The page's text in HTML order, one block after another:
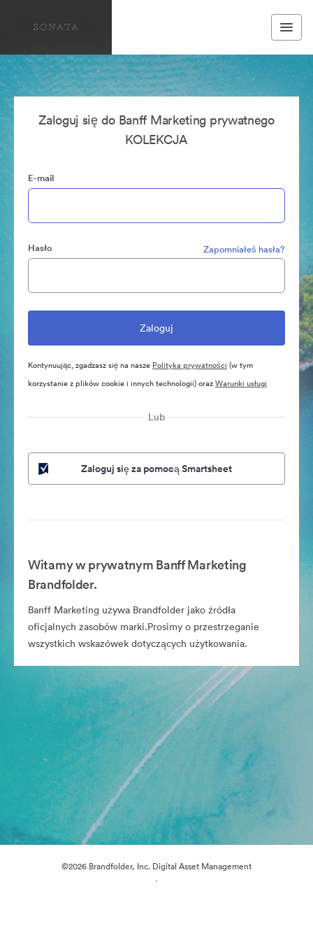
Zaloguj się do Banff Marketing prywatnego
KOLEKCJA
E-mail
Hasło Zapomniałeś hasła?
Kontynuując, zgadzasz się na nasze Polityka prywatności (w tym
korzystanie z plików cookie i innych technologii) orazWarunki usługi
Lub
Zaloguj się za pomocą Smartsheet
Witamy w prywatnym Banff Marketing
Brandfolder.
Banff Marketing używa Brandfolder jako źródła
oficjalnych zasobów marki.Prosimy o przestrzeganie
wszystkich wskazówek dotyczących użytkowania.
©2026 Brandfolder, Inc. Digital Asset Management
·